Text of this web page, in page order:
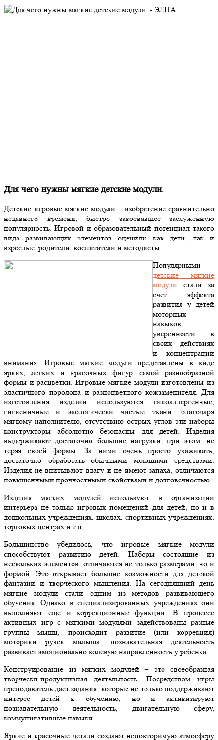
Для чего нужны мягкие детские модули.
Детские игровые мягкие модули – изобретение сравнительно
недавнего времени, быстро завоевавшее заслуженную
популярность. Игровой и образовательный потенциал такого
вида развивающих элементов оценили как дети, так и
взрослые: родители, воспитатели и методисты.
Популярными
детские мягкие
модули стали за
счет эффекта
развития у детей
моторных
навыков,
уверенности в
своих действиях
и концентрации
внимания. Игровые мягкие модули представлены в виде
ярких, легких и красочных фигур самой разнообразной
формы и расцветки. Игровые мягкие модули изготовлены из
эластичного поролона и разноцветного кожзаменителя. Для
изготовления изделий используются гипоаллергенные,
гигиеничные и экологически чистые ткани, благодаря
мягкому наполнителю, отсутствию острых углов эти наборы
конструкторы абсолютно безопасны для детей. Изделия
выдерживают достаточно большие нагрузки, при этом, не
теряя своей формы. За ними очень просто ухаживать,
достаточно обработать обычными моющими средствами.
Изделия не впитывают влагу и не имеют запаха, отличаются
повышенными прочностными свойствами и долговечностью.
Изделия мягких модулей используют в организации
интерьера не только игровых помещений для детей, но и в
дошкольных учреждениях, школах, спортивных учреждениях,
торговых центрах и т.п.
Большинство убедилось, что игровые мягкие модули
способствуют развитию детей. Наборы состоящие из
нескольких элементов, отличаются не только размерами, но и
формой. Это открывает большие возможности для детской
фантазии и творческого мышления. На сегодняшний день
мягкие модули стали одним из методов развивающего
обучения. Однако в специализированных учреждениях они
выполняют еще и коррекционные функции. В процессе
активных игр с мягкими модулями задействованы разные
группы мышц, происходит развитие (или коррекция)
моторики ручек малыша, познавательная деятельность
развивает эмоционально волевую направленность у ребенка.
Конструирование из мягких модулей – это своеобразная
творчески-продуктивная деятельность. Посредством игры
преподаватель дает задания, которые не только поддерживают
интерес детей к обучению, но и активизируют
познавательную деятельность, двигательную сферу,
коммуникативные навыки.
Яркие и красочные детали создают неповторимую атмосферу